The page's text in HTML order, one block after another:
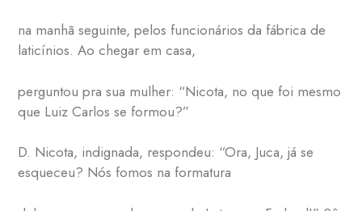
na manhã seguinte, pelos funcionários da fábrica de
laticínios. Ao chegar em casa,
perguntou pra sua mulher: “Nicota, no que foi mesmo
que Luiz Carlos se formou?”
D. Nicota, indignada, respondeu: “Ora, Juca, já se
esqueceu? Nós fomos na formatura